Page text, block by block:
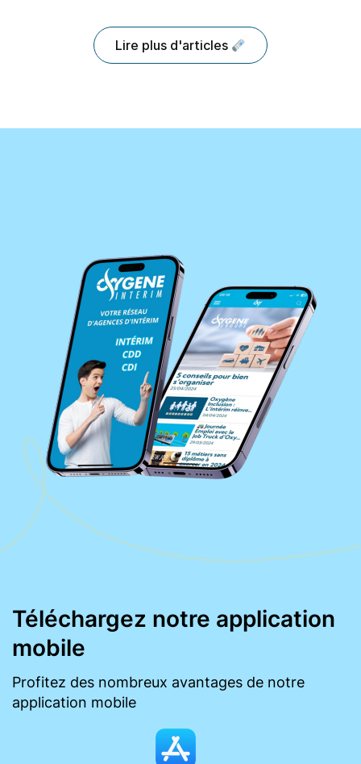
Lire plus d'articles
Téléchargez notre application
mobile
Profitez des nombreux avantages de notre
application mobile